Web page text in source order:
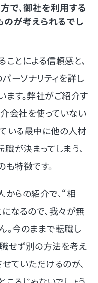
で、御社を利用する
のが考えられるでし
とによる信頼感と、
ーソナリティを詳し
ます。弊社がご紹介す
会社を使っていない
いる最中に他の人材
が決まってしまう、
も特徴です。
からの紹介で、“相
なるので、我々が無
。今のままで転職し
せず別の方法を考え
ていただけるのが、